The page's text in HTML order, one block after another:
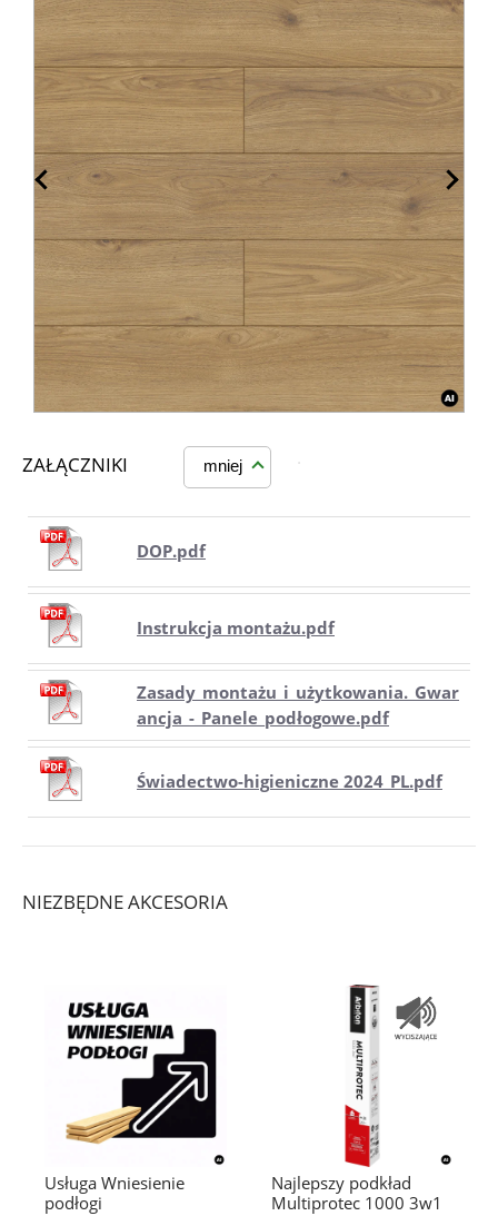
ZAŁĄCZNIKI mniej
DOP.pdf
Instrukcja montażu.pdf
Zasady_montażu_i_użytkowania._Gwar
ancja_-_Panele_podłogowe.pdf
Świadectwo-higieniczne 2024_PL.pdf
NIEZBĘDNE AKCESORIA
Usługa Wniesienie
podłogi
Najlepszy podkład
Multiprotec 1000 3w1